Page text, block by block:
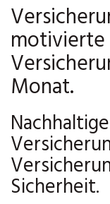
motivierte
Monat.
Sicherheit.